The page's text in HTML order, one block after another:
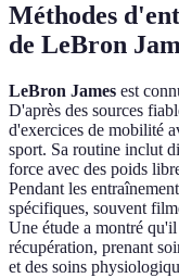
Méthodes
de LeBron
LeBron James est
D'après des sources
d'exercices de mobilité
sport. Sa routine inclut
force avec des poids
Pendant les
spécifiques, souvent
Une étude a montré
récupération, prenant
et des soins